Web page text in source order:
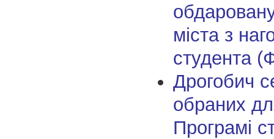
міста з
студента
Дрогобич
обраних
Програмі